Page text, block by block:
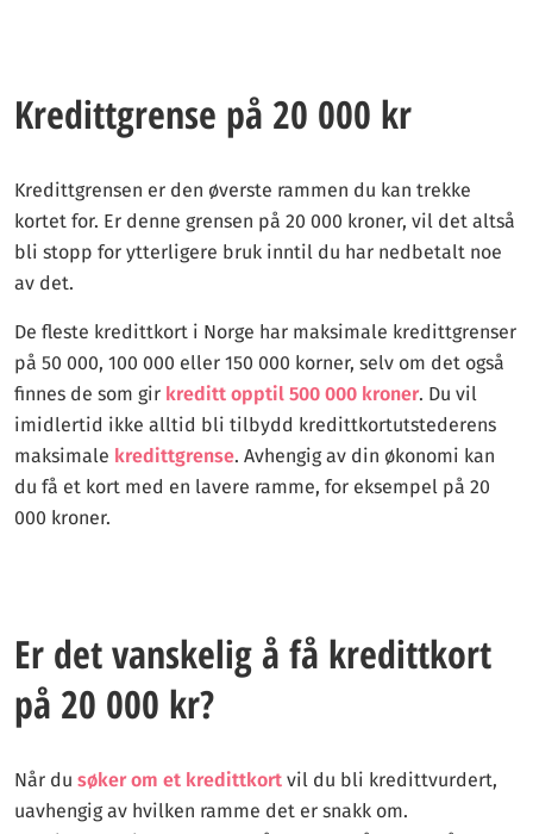
å gi deg den veiledningen du trenger for å ta de smarteste
beslutningene.
dersom du klikker på eller søker via lenker på siden. Denne
kompensasjonen bidrar til å finansiere driften av tjenesten,
men har ingen innvirkning på våre vurderinger, rangeringer
eller anbefalinger. Vårt innhold er basert på objektive kriterier
og redaksjonelle vurderinger.
Våre eksperter, med lang erfaring, tester kortene selv. Vi sikter
på å gi deg klare og ærlige sammenligninger av alle norske
kredittkort. Hos kredittkort360.com er vårt mål å tilby all
nødvendig informasjon slik at du kan ta kloke valg som passer
din økonomi.
Kredittgrense på 20 000 kr
Kredittgrensen er den øverste rammen du kan trekke
kortet for. Er denne grensen på 20 000 kroner, vil det altså
bli stopp for ytterligere bruk inntil du har nedbetalt noe
av det.
De fleste kredittkort i Norge har maksimale kredittgrenser
på 50 000, 100 000 eller 150 000 korner, selv om det også
finnes de som gir kreditt opptil 500 000 kroner. Du vil
imidlertid ikke alltid bli tilbydd kredittkortutstederens
maksimale kredittgrense. Avhengig av din økonomi kan
du få et kort med en lavere ramme, for eksempel på 20
000 kroner.
Er det vanskelig å få kredittkort
på 20 000 kr?
Når du søker om et kredittkort vil du bli kredittvurdert,
uavhengig av hvilken ramme det er snakk om.